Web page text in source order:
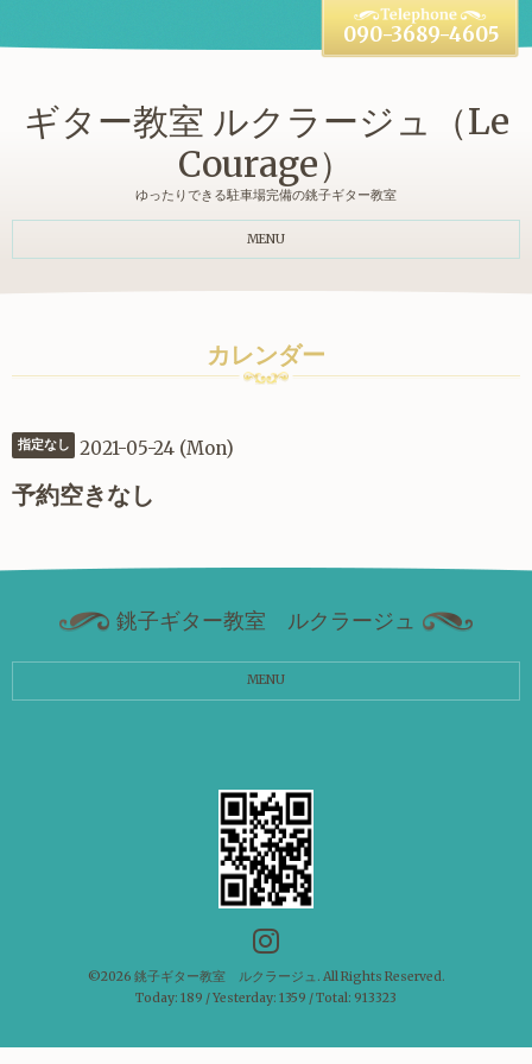
ギター教室 ルクラージュ（Le
Courage）
ゆったりできる駐車場完備の銚子ギター教室
090-3689-4605
MENU
カレンダー
指定なし 2021-05-24 (Mon)
予約空きなし
銚子ギター教室 ルクラージュ
MENU
©2026 銚子ギター教室 ルクラージュ . All Rights Reserved.
Today: 189 / Yesterday: 1359 / Total: 913323